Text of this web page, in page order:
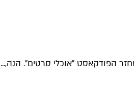
הפודקאסט "אוכלי סרטים". הנה,...